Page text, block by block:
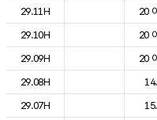
도시별 기상실황표로 지점, 날
29.11H
20
29.10H
20
29.09H
20
29.08H
29.07H